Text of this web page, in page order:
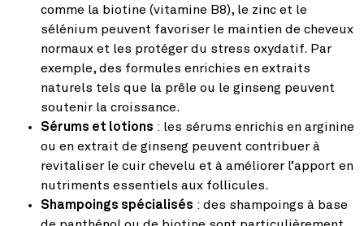
comme la biotine (vitamine B8), le zinc et le
sélénium peuvent favoriser le maintien de cheveux
normaux et les protéger du stress oxydatif. Par
exemple, des formules enrichies en extraits
naturels tels que la prêle ou le ginseng peuvent
soutenir la croissance.
Sérums et lotions : les sérums enrichis en arginine
ou en extrait de ginseng peuvent contribuer à
revitaliser le cuir chevelu et à améliorer l’apport en
nutriments essentiels aux follicules.
Shampoings spécialisés : des shampoings à base